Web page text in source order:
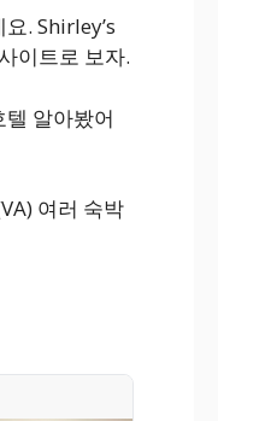
. Shirley’s
이트로 보자.
알아봤어
여러 숙박